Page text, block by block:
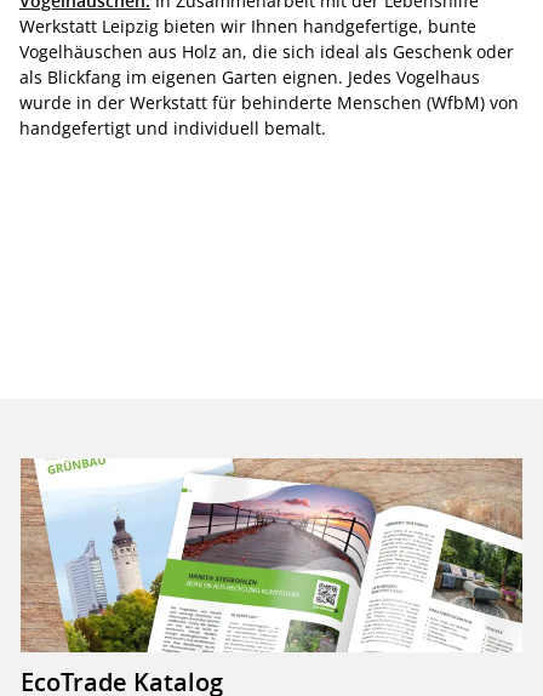
Werkstatt Leipzig bieten wir Ihnen handgefertige, bunte
Vogelhäuschen aus Holz an, die sich ideal als Geschenk oder
als Blickfang im eigenen Garten eignen. Jedes Vogelhaus
wurde in der Werkstatt für behinderte Menschen (WfbM) von
handgefertigt und individuell bemalt.
EcoTrade Katalog